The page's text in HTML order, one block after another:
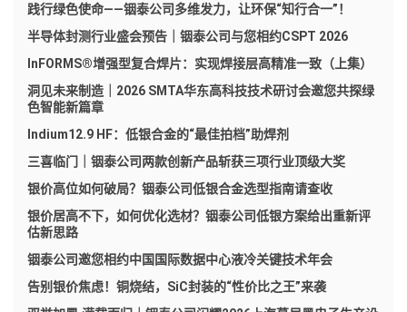
践行绿色使命——铟泰公司多维发力，让环保“知行合一”！
半导体封测行业盛会预告｜铟泰公司与您相约CSPT 2026
InFORMS®增强型复合焊片：实现焊接层高精准一致（上集）
洞见未来制造｜2026 SMTA华东高科技技术研讨会邀您共探绿
色智能新篇章
Indium12.9 HF：低银合金的“最佳拍档”助焊剂
三喜临门｜铟泰公司两款创新产品斩获三项行业顶级大奖
银价高位如何破局？铟泰公司低银合金选型指南请查收
银价居高不下，如何优化选材？铟泰公司低银方案给出重新评
估新思路
铟泰公司邀您相约中国国际数据中心液冷关键技术年会
告别银价焦虑！铜烧结，SiC封装的“性价比之王”来袭